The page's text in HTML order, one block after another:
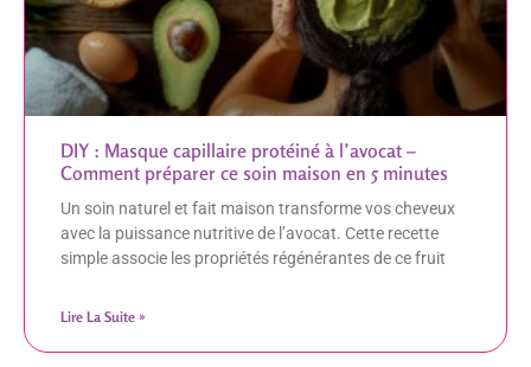
DIY : Masque capillaire protéiné à l’avocat –
Comment préparer ce soin maison en 5 minutes
Un soin naturel et fait maison transforme vos cheveux
avec la puissance nutritive de l’avocat. Cette recette
simple associe les propriétés régénérantes de ce fruit
Lire La Suite »